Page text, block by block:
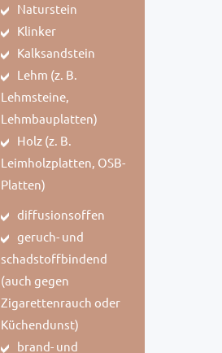
Naturstein
Klinker
Kalksandstein
Lehm (z. B.
Lehmsteine,
Lehmbauplatten)
Holz (z. B.
Leimholzplatten, OSB-
Platten)
diffusionsoffen
geruch- und
schadstoffbindend
(auch gegen
Zigarettenrauch oder
Küchendunst)
brand- und